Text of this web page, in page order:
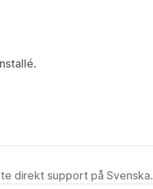
direkt support på Svenska.